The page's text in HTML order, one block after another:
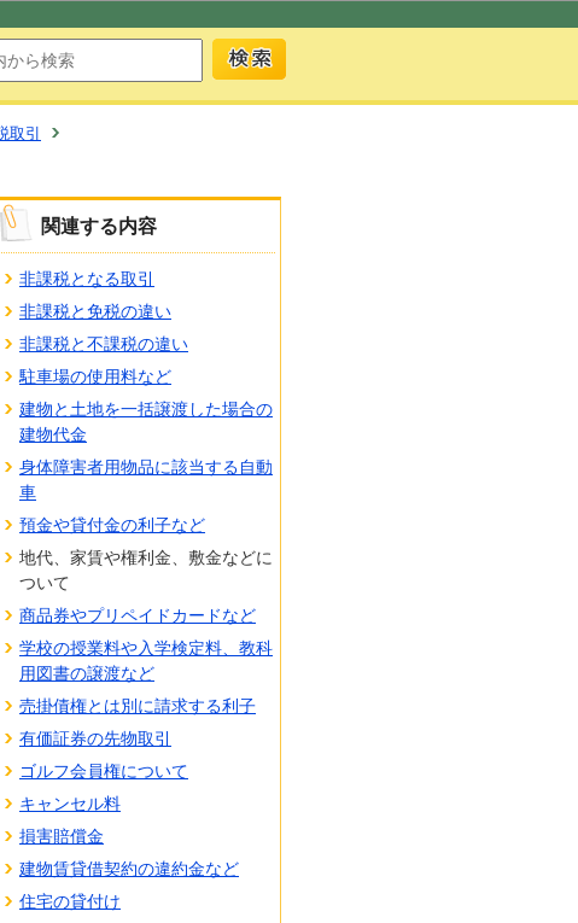
取引
関連する内容
非課税となる取引
非課税と免税の違い
非課税と不課税の違い
駐車場の使用料など
建物と土地を一括譲渡した場合の
建物代金
身体障害者用物品に該当する自動
車
預金や貸付金の利子など
地代、家賃や権利金、敷金などに
ついて
商品券やプリペイドカードなど
学校の授業料や入学検定料、教科
用図書の譲渡など
売掛債権とは別に請求する利子
有価証券の先物取引
ゴルフ会員権について
キャンセル料
損害賠償金
建物賃貸借契約の違約金など
住宅の貸付け